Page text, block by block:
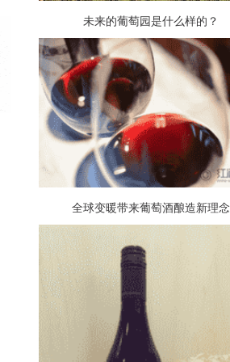
未来的葡萄园是什么样的？
全球变暖带来葡萄酒酿造新理念